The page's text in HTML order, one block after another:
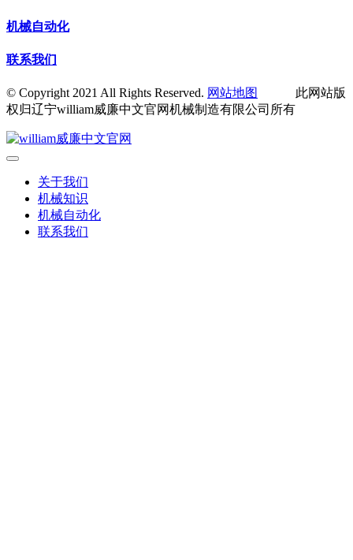
机械自动化
联系我们
© Copyright 2021 All Rights Reserved. 网站地图
此网站版
权归辽宁william威廉中文官网机械制造有限公司所有
关于我们
机械知识
机械自动化
联系我们